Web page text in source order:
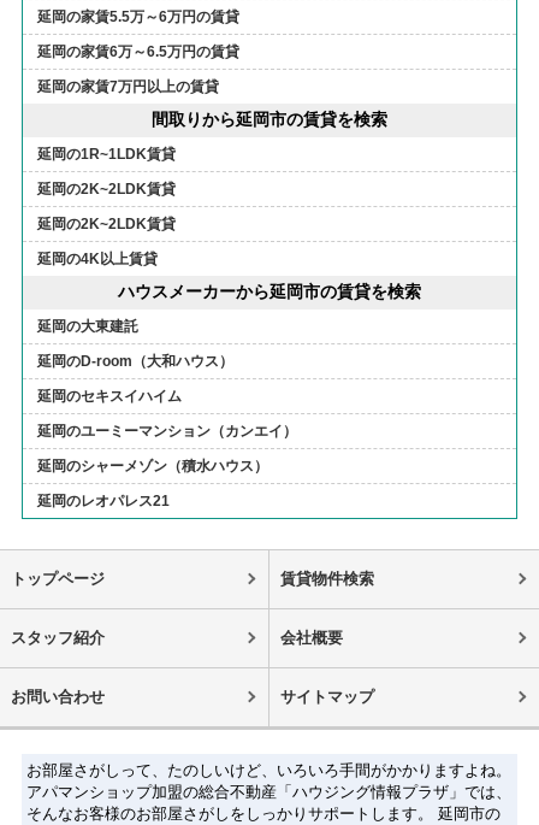
延岡の家賃5.5万～6万円の賃貸
延岡の家賃6万～6.5万円の賃貸
延岡の家賃7万円以上の賃貸
間取りから延岡市の賃貸を検索
延岡の1R~1LDK賃貸
延岡の2K~2LDK賃貸
延岡の2K~2LDK賃貸
延岡の4K以上賃貸
ハウスメーカーから延岡市の賃貸を検索
延岡の大東建託
延岡のD-room（大和ハウス）
延岡のセキスイハイム
延岡のユーミーマンション（カンエイ）
延岡のシャーメゾン（積水ハウス）
延岡のレオパレス21
トップページ 賃貸物件検索
スタッフ紹介 会社概要
お問い合わせ サイトマップ
お部屋さがしって、たのしいけど、いろいろ手間がかかりますよね。
アパマンショップ加盟の総合不動産「ハウジング情報プラザ」では、
そんなお客様のお部屋さがしをしっかりサポートします。 延岡市の